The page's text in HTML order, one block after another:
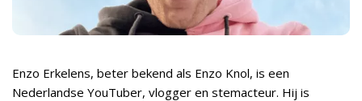
Enzo Erkelens, beter bekend als Enzo Knol, is een
Nederlandse YouTuber, vlogger en stemacteur. Hij is